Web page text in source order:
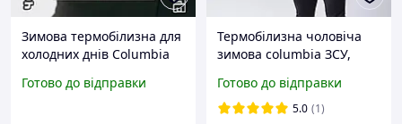
Зимова термобілизна для
холодних днів Columbia
Чоловіча термобілизна
Готово до відправки
Термобілизна чоловіча
зимова columbia ЗСУ,
армейське + шкарпетки в
подарунок
Готово до відправки
5.0 (1)